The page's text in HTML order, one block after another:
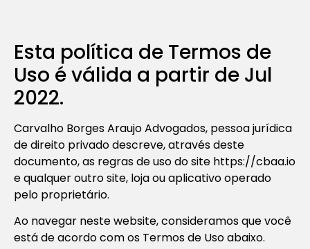
Esta política de Termos de
Uso é válida a partir de Jul
2022.
Carvalho Borges Araujo Advogados, pessoa jurídica
de direito privado descreve, através deste
documento, as regras de uso do site https://cbaa.io
e qualquer outro site, loja ou aplicativo operado
pelo proprietário.
Ao navegar neste website, consideramos que você
está de acordo com os Termos de Uso abaixo.